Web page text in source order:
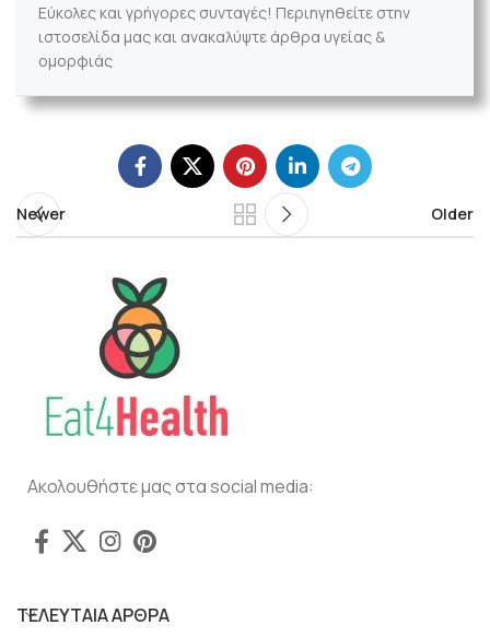
Εύκολες και γρήγορες συνταγές! Περιηγηθείτε στην
ιστοσελίδα μας και ανακαλύψτε άρθρα υγείας &
ομορφιάς
Newer Older
Ακολουθήστε μας στα social media:
ΤΕΛΕΥΤΑΙΑ ΑΡΘΡΑ